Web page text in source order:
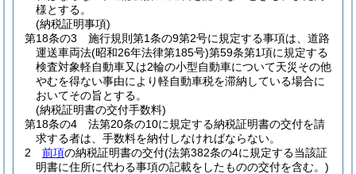
様とする。
(納税証明事項)
第18条の3
施行規則第1条の9第2号に規定する事項は、道路
運送車両法(昭和26年法律第185号)第59条第1項に規定する
検査対象軽自動車又は2輪の小型自動車について天災その他
やむを得ない事由により軽自動車税を滞納している場合に
おいてその旨とする。
(納税証明書の交付手数料)
第18条の4
法第20条の10に規定する納税証明書の交付を請
求する者は、手数料を納付しなければならない。
2
前項の納税証明書の交付(法第382条の4に規定する当該証
明書に住所に代わる事項の記載をしたものの交付を含む。)